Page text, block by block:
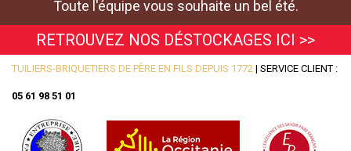
Toute l'équipe vous souhaite un bel été.
RETROUVEZ NOS DÉSTOCKAGES ICI >>
TUILIERS-BRIQUETIERS DE PÈRE EN FILS DEPUIS 1772 | SERVICE CLIENT :
05 61 98 51 01